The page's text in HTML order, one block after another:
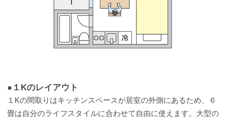
●１Kのレイアウト
１Kの間取りはキッチンスペースが居室の外側にあるため、６
畳は自分のライフスタイルに合わせて自由に使えます。大型の